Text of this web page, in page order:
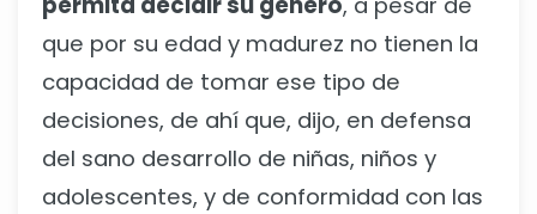
que por su edad y madurez no tienen la
capacidad de tomar ese tipo de
decisiones, de ahí que, dijo, en defensa
del sano desarrollo de niñas, niños y
adolescentes, y de conformidad con las